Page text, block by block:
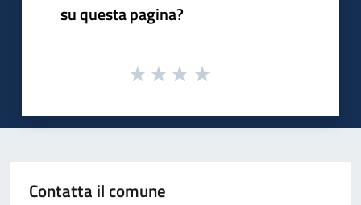
su questa pagina?
Contatta il comune